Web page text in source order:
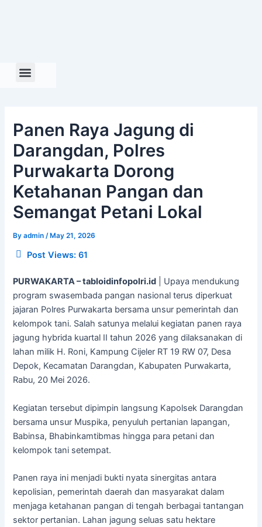
Panen Raya Jagung di
Darangdan, Polres
Purwakarta Dorong
Ketahanan Pangan dan
Semangat Petani Lokal
Byadmin /May 21, 2026
Post Views: 61
PURWAKARTA – tabloidinfopolri.id | Upaya mendukung
program swasembada pangan nasional terus diperkuat
jajaran Polres Purwakarta bersama unsur pemerintah dan
kelompok tani. Salah satunya melalui kegiatan panen raya
jagung hybrida kuartal II tahun 2026 yang dilaksanakan di
lahan milik H. Roni, Kampung Cijeler RT 19 RW 07, Desa
Depok, Kecamatan Darangdan, Kabupaten Purwakarta,
Rabu, 20 Mei 2026.
Kegiatan tersebut dipimpin langsung Kapolsek Darangdan
bersama unsur Muspika, penyuluh pertanian lapangan,
Babinsa, Bhabinkamtibmas hingga para petani dan
kelompok tani setempat.
Panen raya ini menjadi bukti nyata sinergitas antara
kepolisian, pemerintah daerah dan masyarakat dalam
menjaga ketahanan pangan di tengah berbagai tantangan
sektor pertanian. Lahan jagung seluas satu hektare